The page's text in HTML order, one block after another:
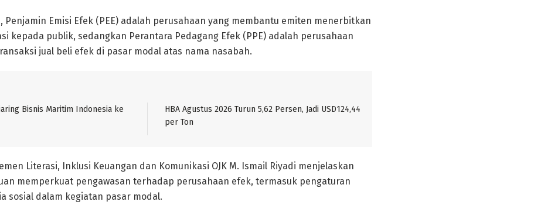
Penjamin Emisi Efek (PEE) adalah perusahaan yang membantu emiten menerbitkan
kepada publik, sedangkan Perantara Pedagang Efek (PPE) adalah perusahaan
jual beli efek di pasar modal atas nama nasabah.
Bisnis Maritim Indonesia ke
HBA Agustus 2026 Turun 5,62 Persen, Jadi USD124,44
per Ton
Literasi, Inklusi Keuangan dan Komunikasi OJK M. Ismail Riyadi menjelaskan
memperkuat pengawasan terhadap perusahaan efek, termasuk pengaturan
sosial dalam kegiatan pasar modal.